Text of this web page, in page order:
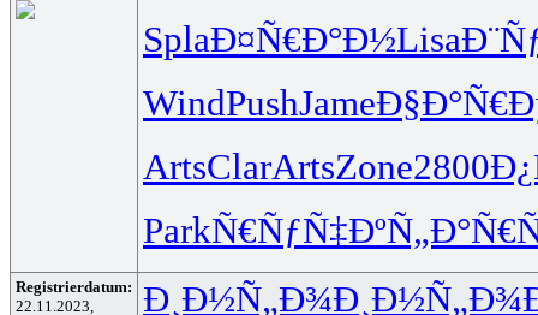
SplaÐ¤Ñ€Ð°Ð½Lisa
WindPushJame
ArtsClarArtsZone2800
ParkÑ€ÑƒÑ‡Ðº
Registrierdatum:
22.11.2023,
Ð¸Ð½Ñ„Ð¾Ð¸Ð½Ñ„Ð¾